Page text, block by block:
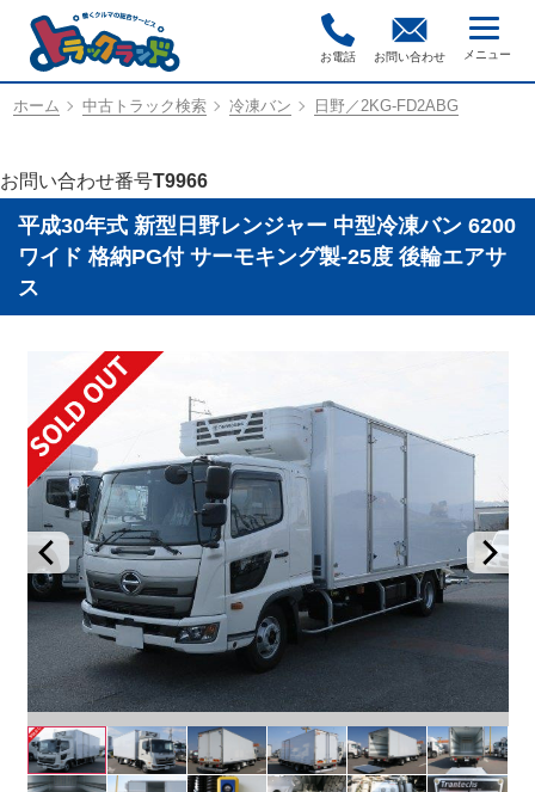
お電話 お問い合わせ
ホーム 中古トラック検索 冷凍バン 日野／2KG-FD2ABG
お問い合わせ番号T9966
平成30年式 新型日野レンジャー 中型冷凍バン 6200
ワイド 格納PG付 サーモキング製-25度 後輪エアサ
ス